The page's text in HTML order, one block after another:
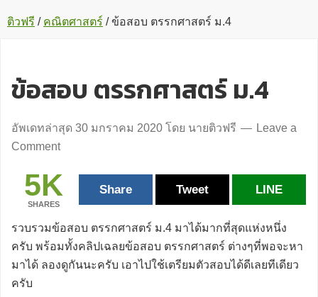
ติวฟรี / คณิตศาสตร์ /ข้อสอบ ตรรกศาสตร์ ม.4
ข้อสอบ ตรรกศาสตร์ ม.4
อัพเดทล่าสุด 30 มกราคม 2020 โดย นายติวฟรี
Leave a
Comment
5K
SHARES
Share Tweet LINE
รวบรวมข้อสอบ ตรรกศาสตร์ ม.4 มาได้มากที่สุดแห่งหนึ่ง
ครับ พร้อมทั้งคลิปเฉลยข้อสอบ ตรรกศาสตร์ ต่างๆที่พอจะหา
มาได้ ลองดูกันนะครับ เอาไปใช้เตรียมตัวสอบได้ดีเลยทีเดียว
ครับ